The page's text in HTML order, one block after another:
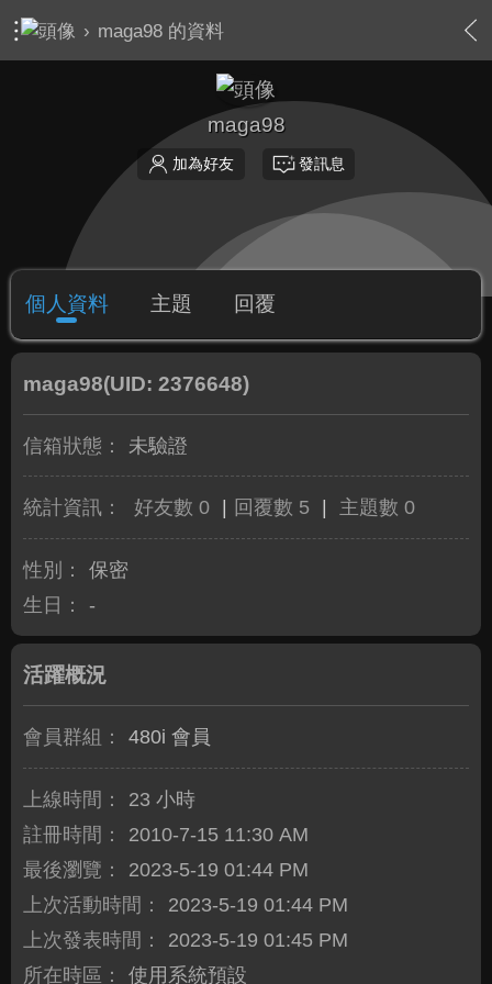
› maga98 的資料
maga98
加為好友 發訊息
個人資料 主題 回覆
maga98(UID: 2376648)
信箱狀態： 未驗證
統計資訊： 好友數 0 回覆數 5 主題數 0
性別：
保密
生日：
-
活躍概況
會員群組： 480i 會員
上線時間：
23 小時
註冊時間：
2010-7-15 11:30 AM
最後瀏覽：
2023-5-19 01:44 PM
上次活動時間：
2023-5-19 01:44 PM
上次發表時間：
2023-5-19 01:45 PM
所在時區：
使用系統預設